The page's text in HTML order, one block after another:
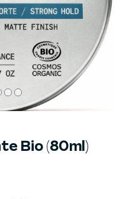
Bio (80ml)